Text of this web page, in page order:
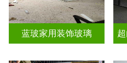
蓝玻家用装饰玻璃